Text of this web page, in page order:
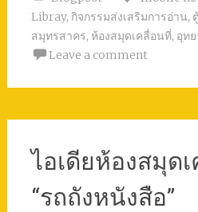
Libray, กิจกรรมส่งเสริมการอ่าน,
สมุทรสาคร, ห้องสมุดเคลื่อนที่, อุท
Leave a comment
ไอเดียห้องสมุด
“รถถังหนังสือ”